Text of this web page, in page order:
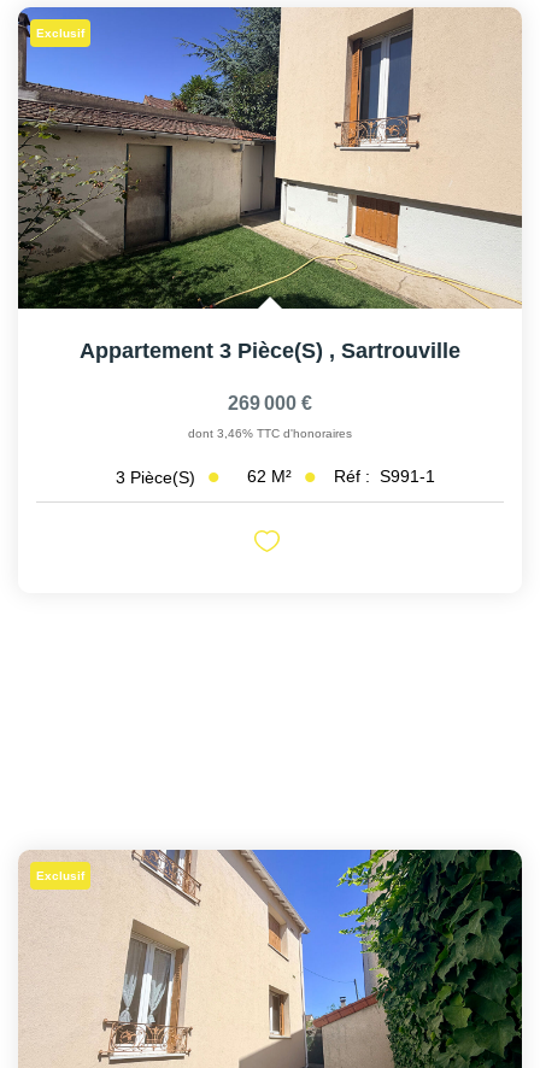
Exclusif
Appartement 3 Pièce(s) , Sartrouville
269 000 €
dont 3,46% TTC d'honoraires
3 Pièce(s) 62 M² Réf : S991-1
Exclusif